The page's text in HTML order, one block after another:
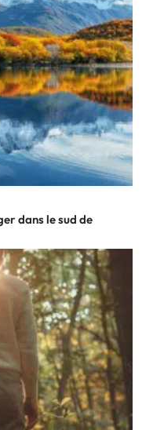
dans le sud de